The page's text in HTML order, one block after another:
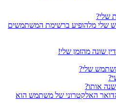
שלי?
שלי מלהופיע ברשימת המשתמשים
שונה מהזמן שלי!
שלי?
אותו?
האלקטרוני של משתמש הוא